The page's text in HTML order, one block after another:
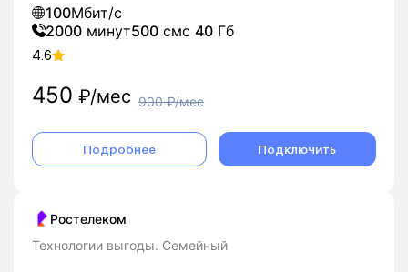
100Мбит/с
2000 минут500 смс 40 Гб
4.6
450 ₽/мес 900₽/мес
Подробнее Подключить
Ростелеком
Технологии выгоды. Семейный